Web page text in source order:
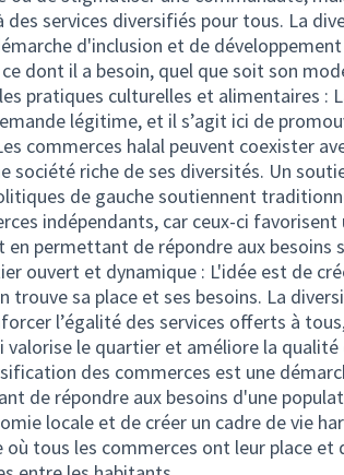
services diversifiés pour tous. La
d'inclusion et de
dont il a besoin, quel que soit son
pratiques culturelles et alimentaires :
légitime, et il s’agit ici de
commerces halal peuvent coexister
société riche de ses diversités. Un
de gauche soutiennent
indépendants, car ceux-ci favorisent
permettant de répondre aux besoins
ouvert et dynamique : L'idée est de
trouve sa place et ses besoins. La
l’égalité des services offerts à
le quartier et améliore la qualité
des commerces est une
de répondre aux besoins d'une
locale et de créer un cadre de vie
tous les commerces ont leur place et